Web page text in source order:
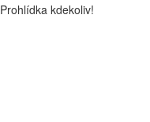
Prohlídka kdekoliv!